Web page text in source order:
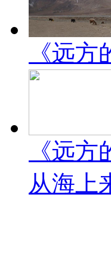
《远
《远
从海上